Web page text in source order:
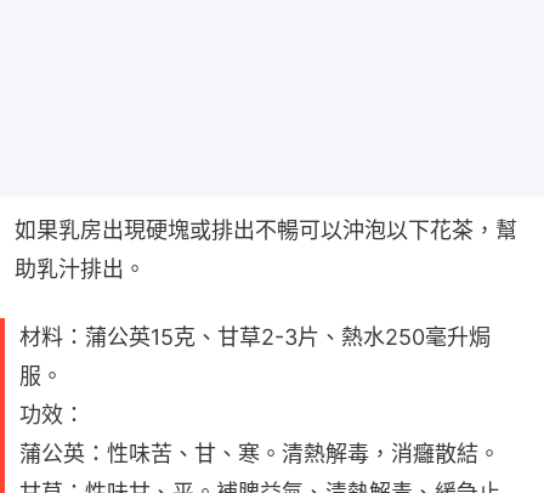
如果乳房出現硬塊或排出不暢可以沖泡以下花茶，幫
助乳汁排出。
材料：蒲公英15克、甘草2-3片、熱水250毫升焗
服。
功效：
蒲公英：性味苦、甘、寒。清熱解毒，消癰散結。